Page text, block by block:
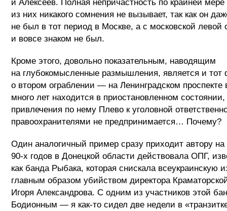
и Алексеев. Полная непричастность по крайней мере
из них никакого сомнения не вызывает, так как он
не был в тот период в Москве, а с московской левой
и вовсе знаком не был.
Кроме этого, довольно показательным, наводящим
на глубокомысленные размышления, является и тот
о втором ограблении — на Ленинградском
много лет находится в приостановленном
привлечения по нему Плево к уголовной
правоохранителями не предпринимается… Почему?
Один аналогичный пример сразу приходит автору
90-х годов в Донецкой области действовала ОПГ,
как банда Рыбака, которая снискала всеукраинскую
главным образом убийством директора
Игоря Александрова. С одним из участников этой
Бодионным — я как-то сидел две недели в